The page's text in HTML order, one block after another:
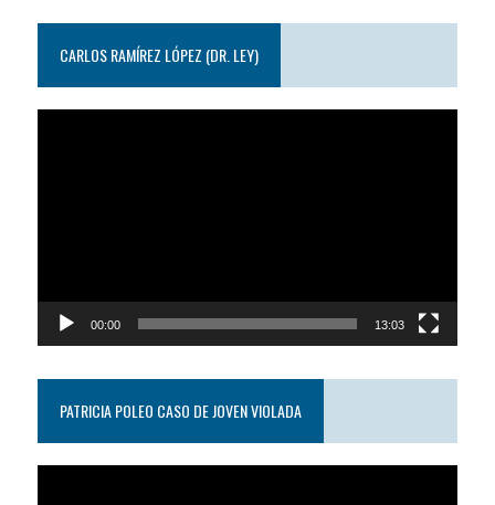
CARLOS RAMÍREZ LÓPEZ (DR. LEY)
00:00 13:03
PATRICIA POLEO CASO DE JOVEN VIOLADA